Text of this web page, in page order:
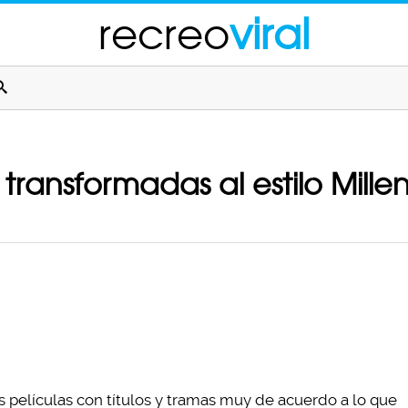
recreoviral
al estilo
películas con títulos y tramas muy de acuerdo a lo que